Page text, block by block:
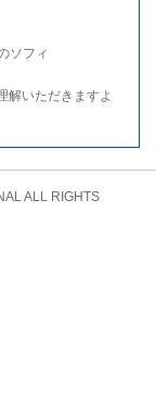
ソフィ
解いただきますよ